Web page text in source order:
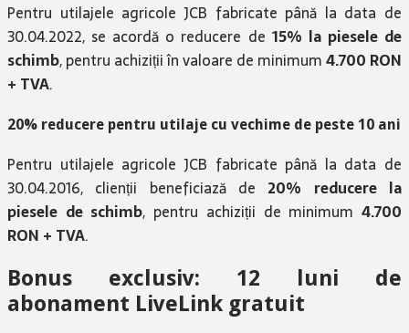
Pentru utilajele agricole JCB fabricate până la data de
30.04.2022, se acordă o reducere de 15% la piesele de
schimb, pentru achiziții în valoare de minimum4.700 RON
+ TVA.
20% reducere pentru utilaje cu vechime de peste 10 ani
Pentru utilajele agricole JCB fabricate până la data de
30.04.2016, clienții beneficiază de 20% reducere la
piesele de schimb, pentru achiziții de minimum4.700
RON + TVA.
Bonus exclusiv: 12 luni de
abonament LiveLink gratuit